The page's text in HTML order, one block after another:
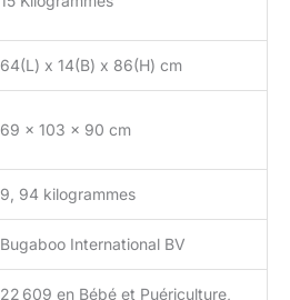
64(L) x 14(B) x 86(H) cm
69 x 103 x 90 cm
9, 94 kilogrammes
Bugaboo International BV
22 609 en Bébé et Puériculture,